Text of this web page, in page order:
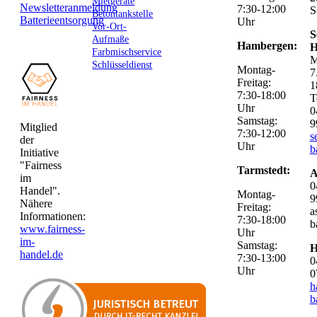
Newsletteranmeldung
Batterieentsorgung
Mitglied
der
Initiative
"Fairness
im
Handel".
Nähere
Informationen:
www.fairness-
im-
handel.de
Betontankstelle
Vor-Ort-
Aufmaße
Farbmischservice
Schlüsseldienst
7:30-12:00
Uhr
Hambergen:
Montag-
Freitag:
7:30-18:00
Uhr
Samstag:
7:30-12:00
Uhr
Tarmstedt:
Montag-
Freitag:
7:30-18:00
Uhr
Samstag:
7:30-13:00
Uhr